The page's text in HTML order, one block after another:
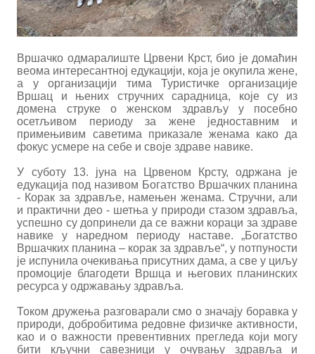
Вршачко одмаралиште Црвени Крст, био је домаћин
веома интересантној едукацији, која је окупила жене,
а у организацији тима Туристичке организације
Вршац и њених стручних сарадница, које су из
домена струке о женском здрављу у посебно
осетљивом периоду за жене једноставним и
примењивим саветима приказале женама како да
фокус усмере на себе и своје здраве навике.
У суботу 13. јуна на Црвеном Крсту, одржана је
едукација под називом Богатство Вршачких планина
- Корак за здравље, намењен женама. Стручни, али
и практични део - шетња у природи стазом здравља,
успешно су допринели да се важни кораци за здраве
навике у наредном периоду наставе. „Богатство
Вршачких планина – корак за здравље“, у потпуности
је испунила очекивања присутних дама, а све у циљу
промоције благодети Вршца и његових планинских
ресурса у одржавању здравља.
Током дружења разговарали смо о значају боравка у
природи, добробитима редовне физичке активности,
као и о важности превентивних прегледа који могу
бити кључни савезници у очувању здравља и